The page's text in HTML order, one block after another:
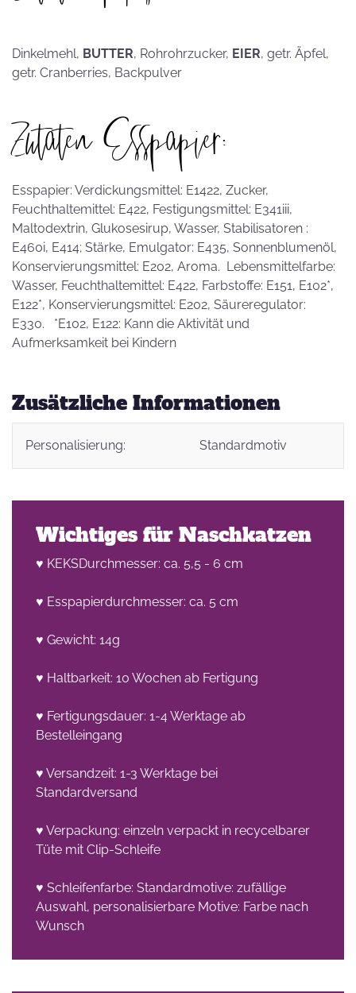
Dinkelmehl, BUTTER, Rohrohrzucker, EIER, getr. Äpfel,
getr. Cranberries, Backpulver
Zutaten Esspapier:
Esspapier: Verdickungsmittel: E1422, Zucker,
Feuchthaltemittel: E422, Festigungsmittel: E341iii,
Maltodextrin, Glukosesirup, Wasser, Stabilisatoren :
E460i, E414; Stärke, Emulgator: E435, Sonnenblumenöl,
Konservierungsmittel: E202, Aroma. Lebensmittelfarbe:
Wasser, Feuchthaltemittel: E422, Farbstoffe: E151, E102*,
E122*, Konservierungsmittel: E202, Säureregulator:
E330. *E102, E122: Kann die Aktivität und
Aufmerksamkeit bei Kindern
Zusätzliche Informationen
Personalisierung: Standardmotiv
Wichtiges für Naschkatzen
♥ KEKSDurchmesser: ca. 5,5 - 6 cm
♥ Esspapierdurchmesser: ca. 5 cm
♥ Gewicht: 14g
♥ Haltbarkeit: 10 Wochen ab Fertigung
♥ Fertigungsdauer: 1-4 Werktage ab
Bestelleingang
♥ Versandzeit: 1-3 Werktage bei
Standardversand
♥ Verpackung: einzeln verpackt in recycelbarer
Tüte mit Clip-Schleife
♥ Schleifenfarbe: Standardmotive: zufällige
Auswahl, personalisierbare Motive: Farbe nach
Wunsch